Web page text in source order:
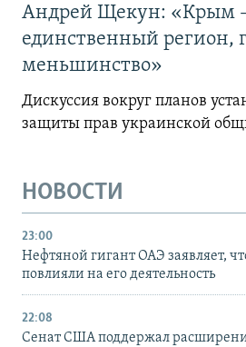
Андрей Щекун: «Крым
единственный регион,
меньшинство»
Дискуссия вокруг планов
защиты прав украинской
НОВОСТИ
23:00
Нефтяной гигант ОАЭ заявляет,
повлияли на его деятельность
22:08
Сенат США поддержал